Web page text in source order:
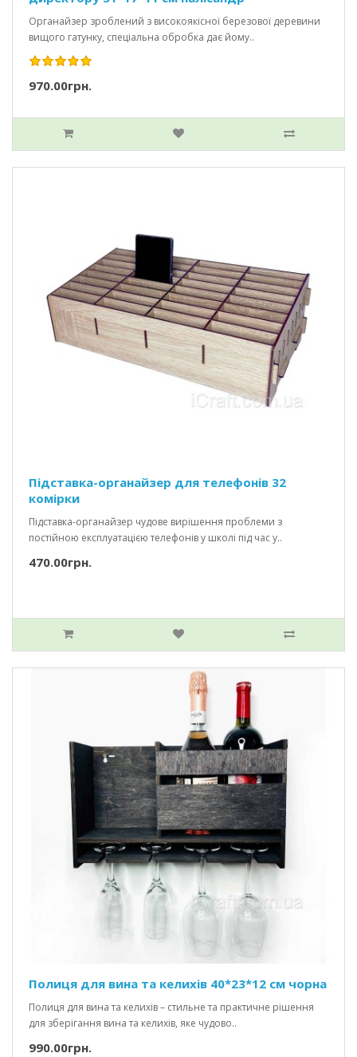
Органайзер зроблений з високоякісної березової деревини
вищого гатунку, спеціальна обробка дає йому..
970.00грн.
Підставка-органайзер для телефонів 32
комірки
Підставка-органайзер чудове вирішення проблеми з
постійною експлуатацією телефонів у школі під час у..
470.00грн.
Полиця для вина та келихів 40*23*12 см чорна
Полиця для вина та келихів – стильне та практичне рішення
для зберігання вина та келихів, яке чудово..
990.00грн.